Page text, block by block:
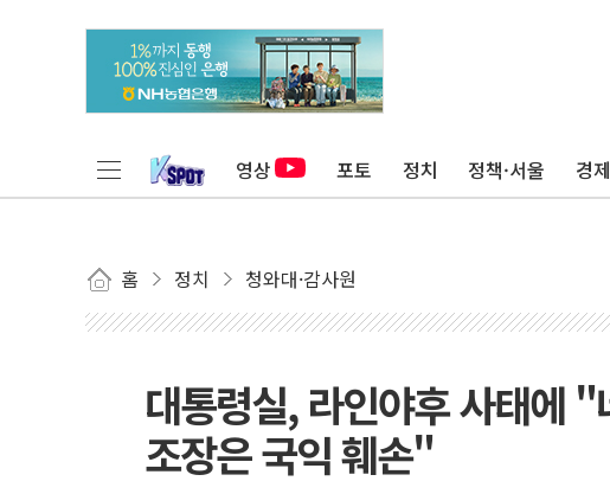
영상 포토 정치 정책·서울 경제
홈 정치 청와대·감사원
대통령실, 라인야후 사태에
조장은 국익 훼손"